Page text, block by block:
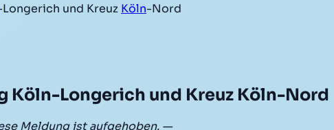
und Kreuz Köln-Nord
Köln-Longerich und Kreuz Köln-Nord
Meldung ist aufgehoben. —